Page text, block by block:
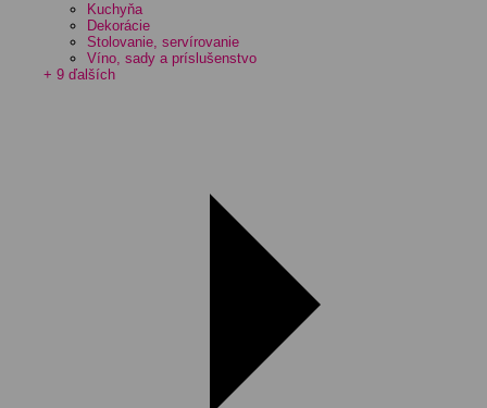
Kuchyňa
Dekorácie
Stolovanie, servírovanie
Víno, sady a príslušenstvo
+ 9 ďalších